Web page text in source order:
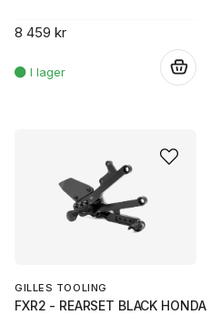
8 459 kr
GILLES TOOLING
FXR2 - REARSET BLACK HONDA